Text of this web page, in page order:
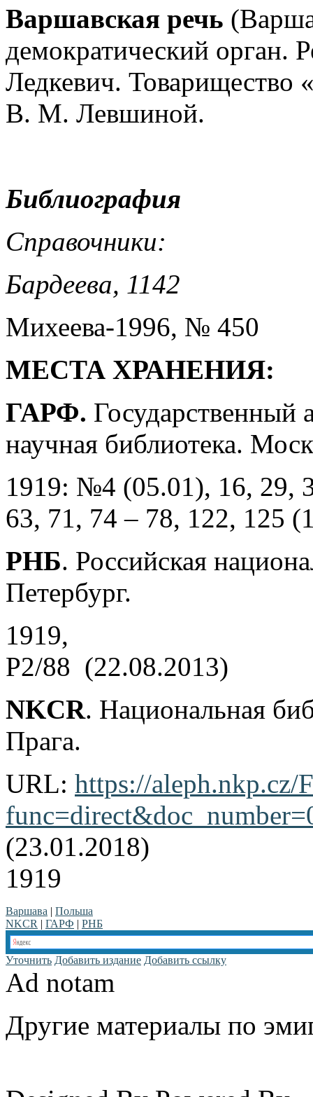
Варшавская речь
демократический орган.
Ледкевич. Товарищество
В. М. Левшиной.
Библиография
Справочники:
Бардеева, 1142
Михеева-1996, № 450
МЕСТА ХРАНЕНИЯ:
ГАРФ. Государственный
научная библиотека.
1919: №4 (05.01), 16, 29,
63, 71, 74 – 78, 122, 125
РНБ. Российская
Петербург.
1919,
Р2/88 (22.08.2013)
NKCR. Национальная
Прага.
URL: https://aleph.nkp.cz/
(23.01.2018)
1919
Варшава | Польша
NKCR | ГАРФ | РНБ
Уточнить Добавить издание Добавить ссылку
Ad notam
Другие материалы по